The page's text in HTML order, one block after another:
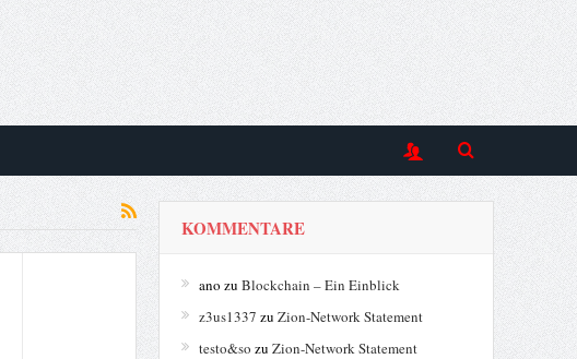
KOMMENTARE
ano zu Blockchain – Ein Einblick
z3us1337 zu Zion-Network Statement
testo&so zu Zion-Network Statement